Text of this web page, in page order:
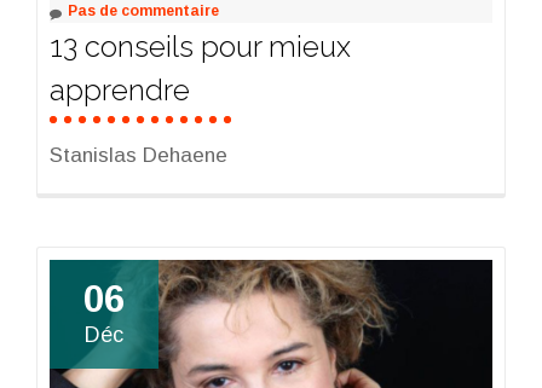
Pas de commentaire
13 conseils pour mieux
apprendre
Stanislas Dehaene
06
Déc